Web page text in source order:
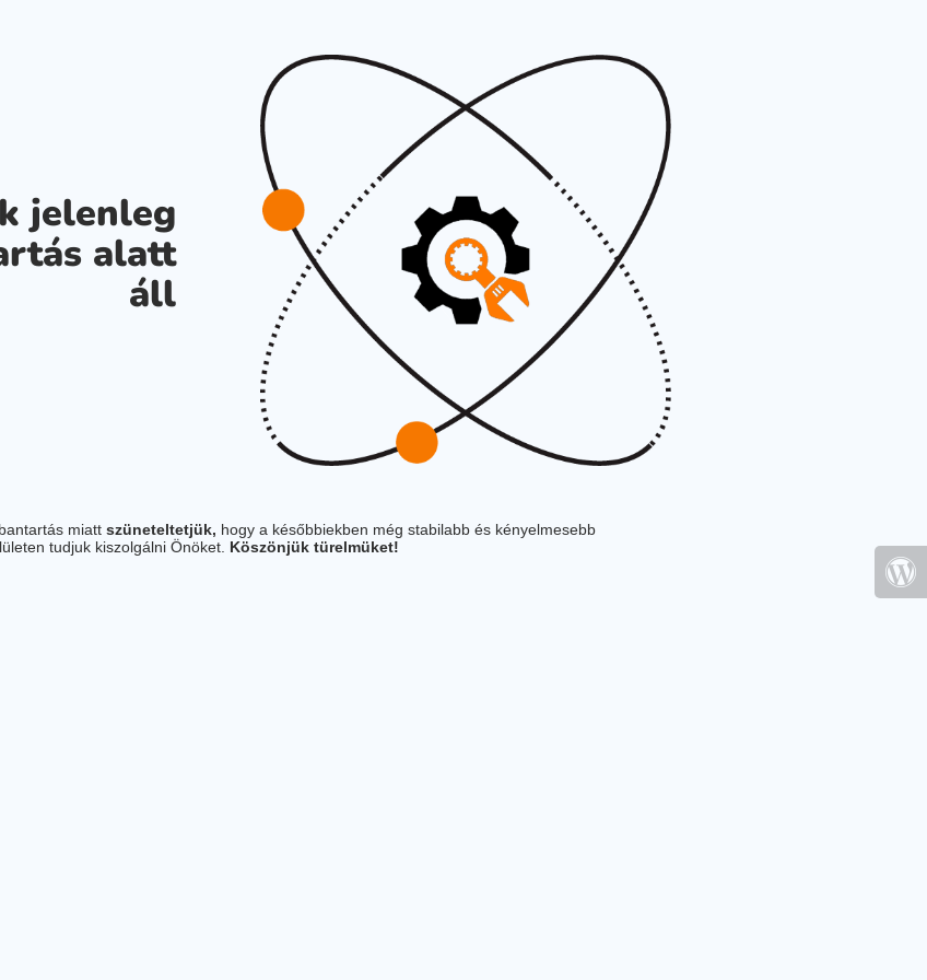
jelenleg
alatt
áll
miatt szüneteltetjük, hogy a későbbiekben még stabilabb és kényelmesebb
tudjuk kiszolgálni Önöket. Köszönjük türelmüket!